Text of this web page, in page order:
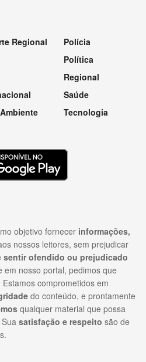
Regional
Polícia
Política
Regional
Saúde
Tecnologia
objetivo fornecer informações,
nossos leitores, sem prejudicar
sentir ofendido ou prejudicado
nosso portal, pedimos que
Estamos comprometidos em
do conteúdo, e prontamente
qualquer material que possa
satisfação e respeito são de